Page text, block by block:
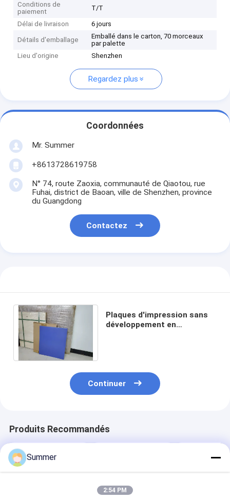
Conditions de
paiement
T/T
Délai de livraison 6 jours
Détails d'emballage
Emballé dans le carton, 70 morceaux
par palette
Lieu d'origine
Shenzhen
Regardez plus
Coordonnées
Mr. Summer
+8613728619758
N° 74, route Zaoxia, communauté de Qiaotou, rue
Fuhai, district de Baoan, ville de Shenzhen, province
du Guangdong
Contactez
Plaques d'impression sans
développement en
Continuer
Produits Recommandés
Summer
2:54 PM